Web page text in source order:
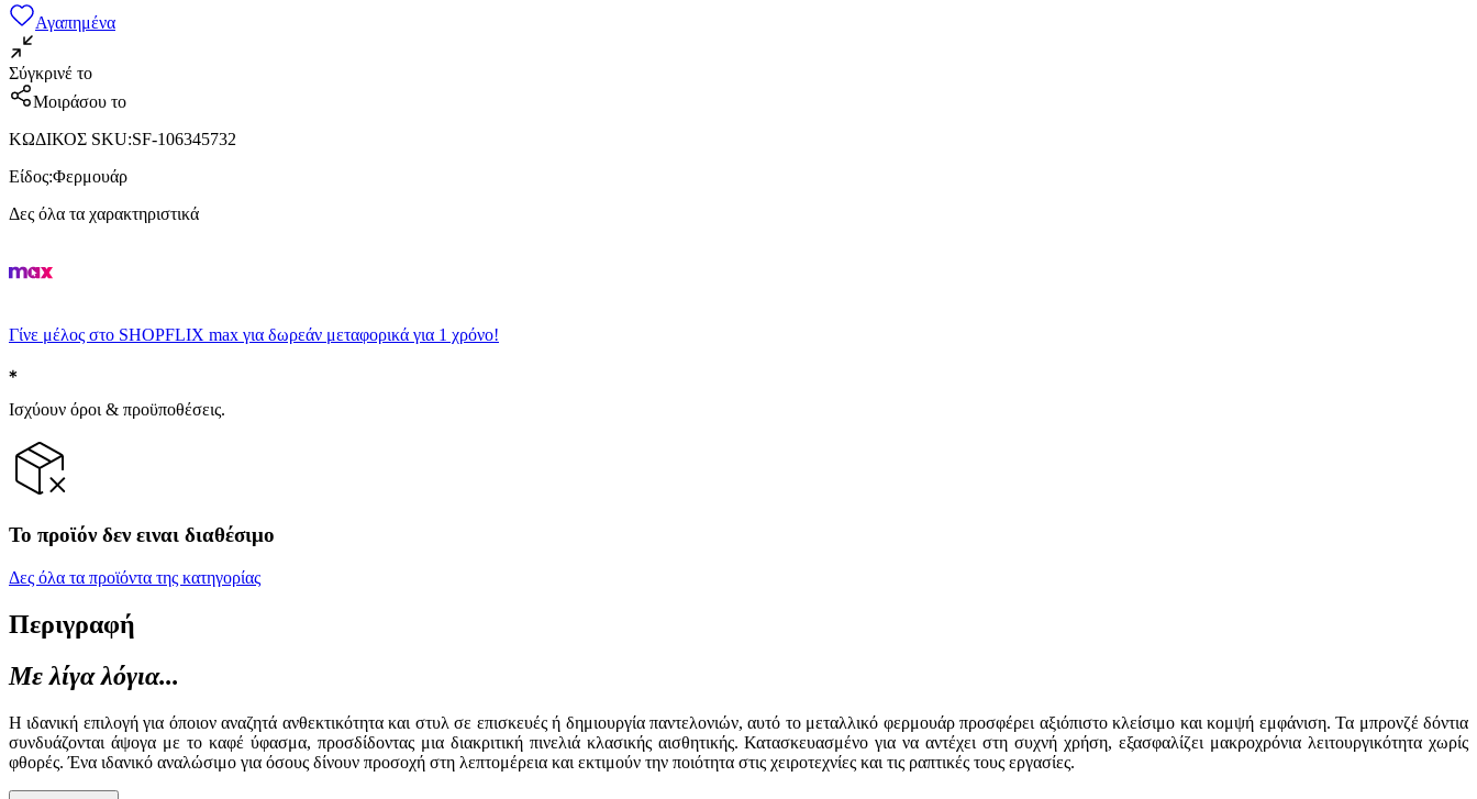
Αγαπημένα
Σύγκρινέ το
Μοιράσου το
ΚΩΔΙΚΟΣ SKU:SF-106345732
Είδος:Φερμουάρ
Δες όλα τα χαρακτηριστικά
Γίνε μέλος στο SHOPFLIX max για δωρεάν μεταφορικά για 1 χρόνο!
Ισχύουν όροι & προϋποθέσεις.
Το προϊόν δεν ειναι διαθέσιμο
Δες όλα τα προϊόντα της κατηγορίας
Περιγραφή
Με λίγα λόγια...
Η ιδανική επιλογή για όποιον αναζητά ανθεκτικότητα και στυλ σε επισκευές ή δημιουργία παντελονιών, αυτό το μεταλλικό φερμουάρ προσφέρει αξιόπιστο κλείσιμο και κομψή εμφάνιση. Τα μπρονζέ δόντια
συνδυάζονται άψογα με το καφέ ύφασμα, προσδίδοντας μια διακριτική πινελιά κλασικής αισθητικής. Κατασκευασμένο για να αντέχει στη συχνή χρήση, εξασφαλίζει μακροχρόνια λειτουργικότητα χωρίς
φθορές. Ένα ιδανικό αναλώσιμο για όσους δίνουν προσοχή στη λεπτομέρεια και εκτιμούν την ποιότητα στις χειροτεχνίες και τις ραπτικές τους εργασίες.